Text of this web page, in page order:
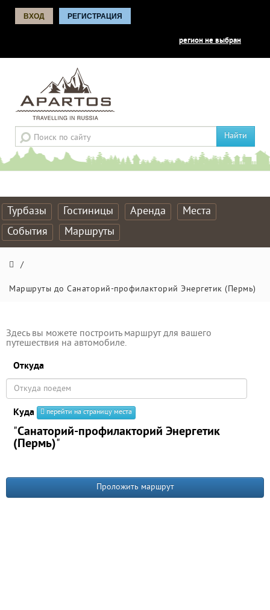
ВХОД РЕГИСТРАЦИЯ
регион не выбран
Найти
Турбазы Гостиницы Аренда
Места
События
Маршруты
/
Маршруты до Санаторий-профилакторий Энергетик (Пермь)
Здесь вы можете построить маршрут для вашего
путешествия на автомобиле.
Откуда
Куда перейти на страницу места
"Санаторий-профилакторий Энергетик
(Пермь)"
Проложить маршрут